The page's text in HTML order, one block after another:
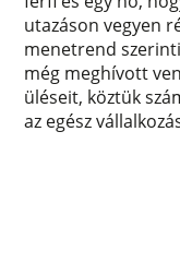
utazáson vegyen
menetrend
még meghívott
üléseit, köztük
az egész